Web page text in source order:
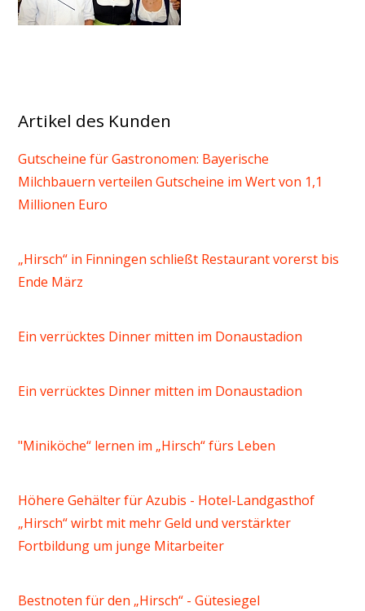
Artikel des Kunden
Gutscheine für Gastronomen: Bayerische
Milchbauern verteilen Gutscheine im Wert von 1,1
Millionen Euro
„Hirsch“ in Finningen schließt Restaurant vorerst bis
Ende März
Ein verrücktes Dinner mitten im Donaustadion
Ein verrücktes Dinner mitten im Donaustadion
"Miniköche“ lernen im „Hirsch“ fürs Leben
Höhere Gehälter für Azubis - Hotel-Landgasthof
„Hirsch“ wirbt mit mehr Geld und verstärkter
Fortbildung um junge Mitarbeiter
Bestnoten für den „Hirsch“ - Gütesiegel